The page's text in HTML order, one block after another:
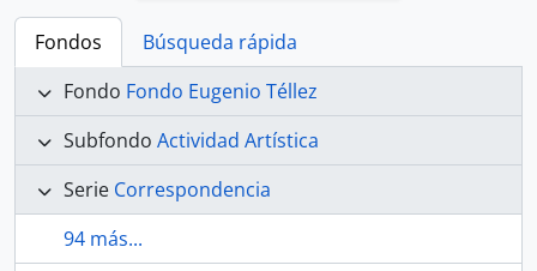
Fondos
Búsqueda rápida
Fondo Fondo Eugenio Téllez
Subfondo Actividad Artística
Serie Correspondencia
94 más...